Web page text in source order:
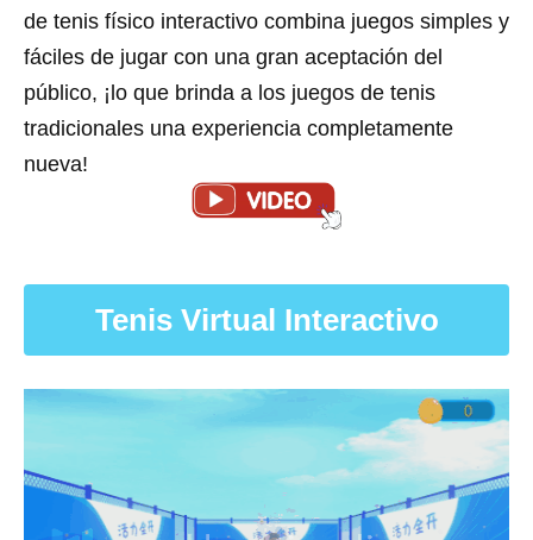
de tenis físico interactivo combina juegos simples y
fáciles de jugar con una gran aceptación del
público, ¡lo que brinda a los juegos de tenis
tradicionales una experiencia completamente
nueva!
Tenis Virtual Interactivo